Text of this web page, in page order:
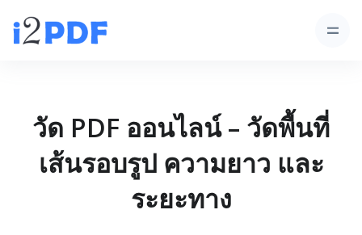
วัด PDF ออนไลน์ – วัดพื้นที่
เส้นรอบรูป ความยาว และ
ระยะทาง